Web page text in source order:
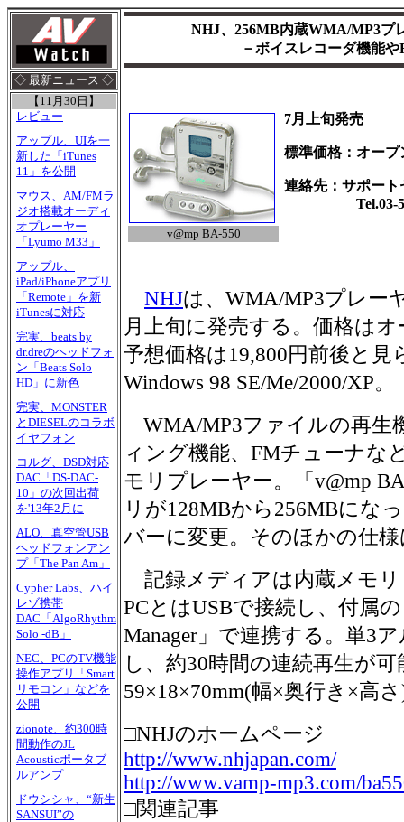
◇ 最新ニュース ◇
【11月30日】
レビュー
アップル、UIを一
新した「iTunes
11」を公開
マウス、AM/FMラ
ジオ搭載オーディ
オプレーヤー
「Lyumo M33」
アップル、
iPad/iPhoneアプリ
「Remote」を新
iTunesに対応
完実、beats by
dr.dreのヘッドフォ
ン「Beats Solo
HD」に新色
完実、MONSTER
とDIESELのコラボ
イヤフォン
コルグ、DSD対応
DAC「DS-DAC-
10」の次回出荷
を'13年2月に
ALO、真空管USB
ヘッドフォンアン
プ「The Pan Am」
Cypher Labs、ハイ
レゾ携帯
DAC「AlgoRhythm
Solo -dB」
NEC、PCのTV機能
操作アプリ「Smart
リモコン」などを
公開
zionote、約300時
間動作のJL
Acousticポータブ
ルアンプ
ドウシシャ、“新生
SANSUI”の
NHJ、256MB内蔵WMA/MP3プ
－ボイスレコーダ機能
v@mp BA-550
7月上旬発売
標準価格：オープ
連絡先：サポート
Tel.03-
NHJは、WMA/MP3プレー
月上旬に発売する。価格は
予想価格は19,800円前後と見
Windows 98 SE/Me/2000/XP。
WMA/MP3ファイルの再生
ィング機能、FMチューナな
モリプレーヤー。「v@mp
リが128MBから256MBにな
バーに変更。そのほかの仕
記録メディアは内蔵メモ
PCとはUSBで接続し、付属の
Manager」で連携する。単3
し、約30時間の連続再生が
59×18×70mm(幅×奥行き×高
□NHJのホームページ
http://www.nhjapan.com/
http://www.vamp-mp3.com/
□関連記事